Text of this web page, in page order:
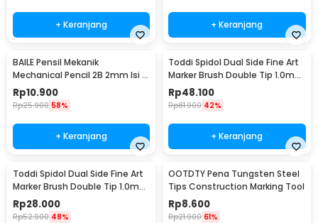
+ Keranjang + Keranjang
BAILE Pensil Mekanik
Mechanical Pencil 2B 2mm Isi 12
- BL-621
Rp10.900
Rp25.900 58%
+ Keranjang
Toddi Spidol Dual Side Fine Art
Marker Brush Double Tip 1.0mm
6.0mm 48 Warna - CY-006
Rp48.100
Rp81.900 42%
+ Keranjang
Toddi Spidol Dual Side Fine Art
Marker Brush Double Tip 1.0mm
6.0mm 24 Warna - CY-006
Rp28.000
Rp52.900 48%
OOTDTY Pena Tungsten Steel
Tips Construction Marking Tool
Rp8.600
Rp21.900 61%